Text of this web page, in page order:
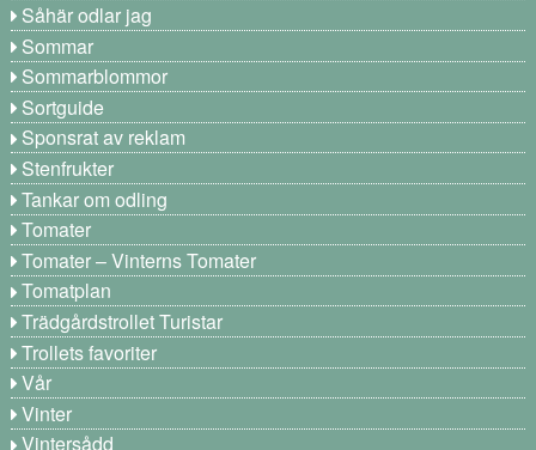
Såhär odlar jag
Sommar
Sommarblommor
Sortguide
Sponsrat av reklam
Stenfrukter
Tankar om odling
Tomater
Tomater – Vinterns Tomater
Tomatplan
Trädgårdstrollet Turistar
Trollets favoriter
Vår
Vinter
Vintersådd